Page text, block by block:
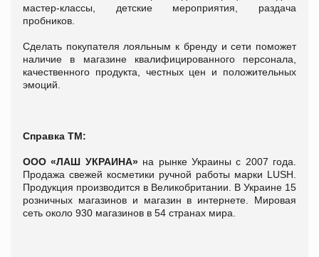
мастер-классы, детские мероприятия, раздача
пробников.
Сделать покупателя лояльным к бренду и сети поможет
наличие в магазине квалифицированного персонала,
качественного продукта, честных цен и положительных
эмоций.
Справка ТМ:
ООО «ЛАШ УКРАИНА»на рынке Украины с 2007 года.
Продажа свежей косметики ручной работы марки LUSH.
Продукция производится в Великобритании. В Украине 15
розничных магазинов и магазин в интернете. Мировая
сеть около 930 магазинов в 54 странах мира.